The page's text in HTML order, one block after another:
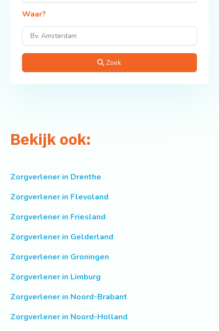
Waar?
Zoek
Bekijk ook:
Zorgverlener in Drenthe
Zorgverlener in Flevoland
Zorgverlener in Friesland
Zorgverlener in Gelderland
Zorgverlener in Groningen
Zorgverlener in Limburg
Zorgverlener in Noord-Brabant
Zorgverlener in Noord-Holland